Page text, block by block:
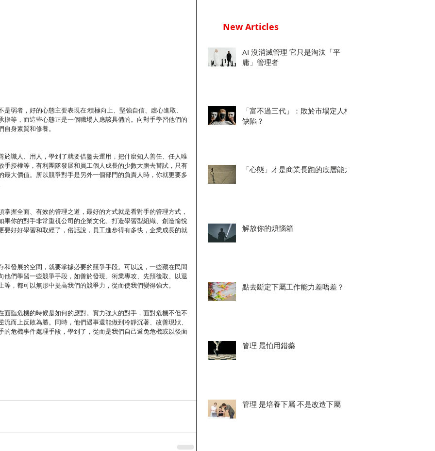
弱者，好的心態主要表現在:積極向上、堅強自信、虛心進取、
擔等，而這些心態正是一個職場人應該具備的。向對手學習他們的
身素質和修養。
於識人、用人，學到了就要借鑒去運用，把什麼知人善任、任人唯
手授權等，有利團隊發展和員工個人成長的少數大膽去嘗試，只有
最大價值。所以競爭對手是另外一個部門的負責人時，你就更要多
掌握全面、有效的管理之道，最好的方式就是看對手的管理方式，
果你的對手非常重視公司的企業文化、打造學習型組織、創造愉悅
要好好學習和取經了，俗話說，員工進步得有多快，企業成長的就
和發展的空間，就要掌據必要的競爭手段。可以說，一些藏在民間
他們學習一些競爭手段，如善於發現、術業專攻、先預後取、以退
，都可以無形中提高我們的競爭力，從而使我們變得強大。
面臨危機的時候是如何的應對。實力強大的對手，面對危機不但不
而上反敗為勝。同時，他們遇事還能做到冷靜沉著、改善現狀、
的危機事件處理手段，學到了，從而是我們自己避免危機或以後面
New Articles
AI 沒消滅管理 它只是淘汰「平
庸」管理者
「富不過三代」：敗於市場定人格
缺陷？
「心態」才是商業長跑的底層能力
解放你的煩惱箱
點去斷定下屬工作能力差唔差？
管理 最怕用錯藥
管理 是培養下屬 不是改造下屬